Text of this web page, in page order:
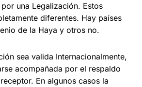
una Legalización. Estos
diferentes. Hay países
de la Haya y otros no.
sea valida Internacionalmente,
acompañada por el respaldo
En algunos casos la